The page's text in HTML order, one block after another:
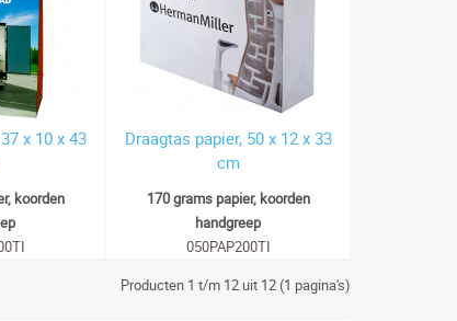
x 10 x 43
koorden
Draagtas papier, 50 x 12 x 33
cm
170 grams papier, koorden
handgreep
050PAP200TI
Producten 1 t/m 12 uit 12 (1 pagina's)